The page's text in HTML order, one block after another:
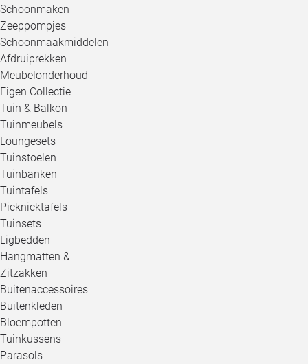
Schoonmaken
Zeeppompjes
Schoonmaakmiddelen
Afdruiprekken
Meubelonderhoud
Eigen Collectie
Tuin & Balkon
Tuinmeubels
Loungesets
Tuinstoelen
Tuinbanken
Tuintafels
Picknicktafels
Tuinsets
Ligbedden
Hangmatten &
Zitzakken
Buitenaccessoires
Buitenkleden
Bloempotten
Tuinkussens
Parasols